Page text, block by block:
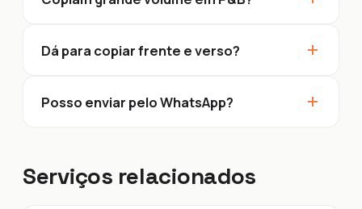
Dá para copiar frente e verso? +
Posso enviar pelo WhatsApp? +
Serviços relacionados